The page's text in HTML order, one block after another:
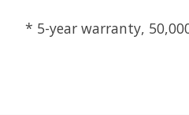
* 5-year warranty,